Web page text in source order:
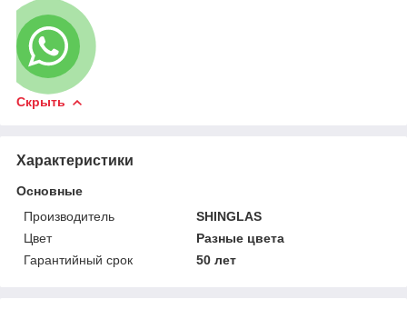
Скрыть
Характеристики
Основные
Производитель
SHINGLAS
Цвет
Разные цвета
Гарантийный срок
50 лет